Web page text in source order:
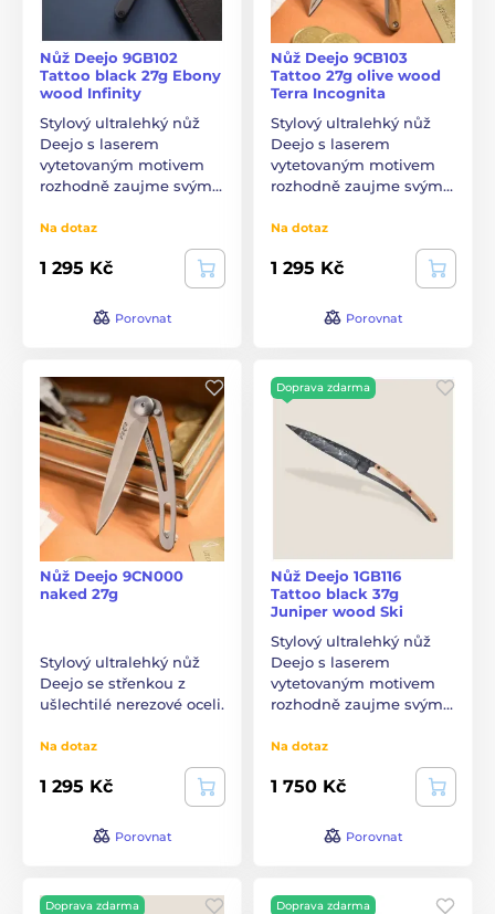
Nůž Deejo 9GB102
Tattoo black 27g Ebony
wood Infinity
Stylový ultralehký nůž
Deejo s laserem
vytetovaným motivem
rozhodně zaujme svým…
Na dotaz
1 295 Kč
Porovnat
Nůž Deejo 9CB103
Tattoo 27g olive wood
Terra Incognita
Stylový ultralehký nůž
Deejo s laserem
vytetovaným motivem
rozhodně zaujme svým…
Na dotaz
1 295 Kč
Porovnat
Nůž Deejo 9CN000
naked 27g
Stylový ultralehký nůž
Deejo se střenkou z
ušlechtilé nerezové oceli.
Na dotaz
1 295 Kč
Porovnat
Doprava zdarma
Nůž Deejo 1GB116
Tattoo black 37g
Juniper wood Ski
Stylový ultralehký nůž
Deejo s laserem
vytetovaným motivem
rozhodně zaujme svým…
Na dotaz
1 750 Kč
Porovnat
Doprava zdarma Doprava zdarma